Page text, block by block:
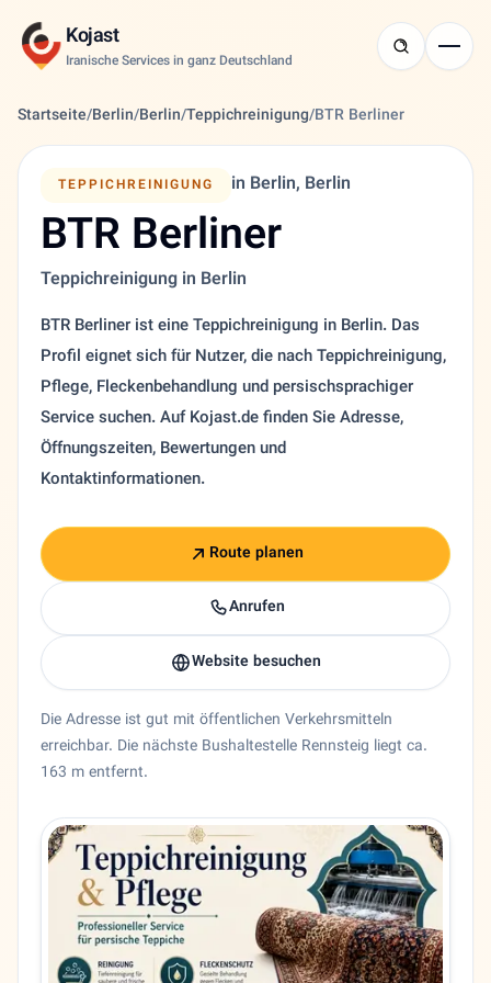
Kojast
Iranische Services in ganz Deutschland
Startseite/Berlin/Berlin/Teppichreinigung/BTR Berliner
TEPPICHREINIGUNG in Berlin, Berlin
BTR Berliner
Teppichreinigung in Berlin
BTR Berliner ist eine Teppichreinigung in Berlin. Das
Profil eignet sich für Nutzer, die nach Teppichreinigung,
Pflege, Fleckenbehandlung und persischsprachiger
Service suchen. Auf Kojast.de finden Sie Adresse,
Öffnungszeiten, Bewertungen und
Kontaktinformationen.
Route planen
Anrufen
Website besuchen
Die Adresse ist gut mit öffentlichen Verkehrsmitteln
erreichbar. Die nächste Bushaltestelle Rennsteig liegt ca.
163 m entfernt.
Teppichreinigung BTR Berliner in Berlin, Berlin. 🇩🇪 BTR
Bundesland
Berlin
Stadt
Berlin
Adresse